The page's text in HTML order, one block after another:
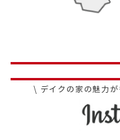
\ デイクの家の魅力